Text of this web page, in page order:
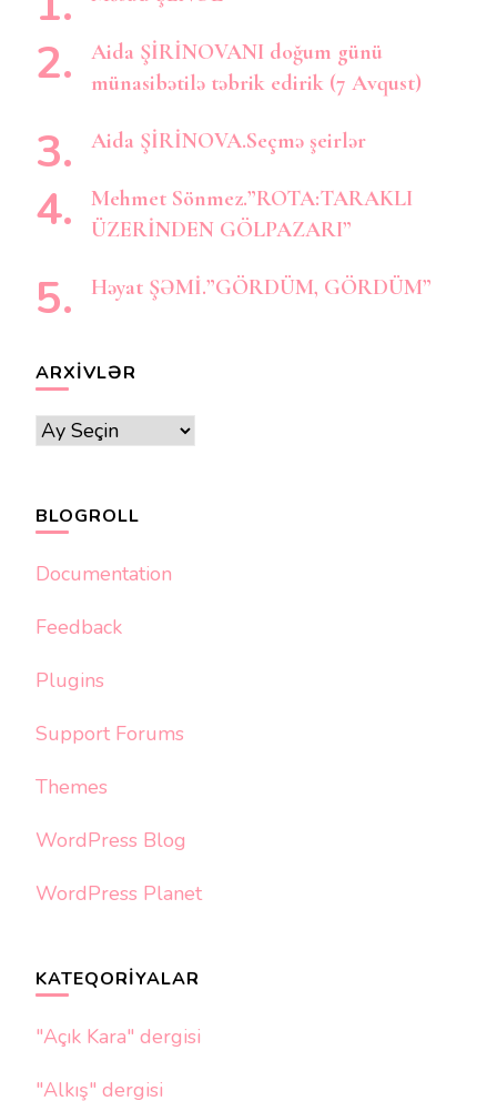
Aida ŞİRİNOVANI doğum günü
münasibətilə təbrik edirik (7 Avqust)
Aida ŞİRİNOVA.Seçmə şeirlər
Mehmet Sönmez.”ROTA:TARAKLI
ÜZERİNDEN GÖLPAZARI”
Həyat ŞƏMİ.”GÖRDÜM, GÖRDÜM”
ARXIVLƏR
Arxivlər
BLOGROLL
Documentation
Feedback
Plugins
Support Forums
Themes
WordPress Blog
WordPress Planet
KATEQORIYALAR
"Açık Kara" dergisi
"Alkış" dergisi